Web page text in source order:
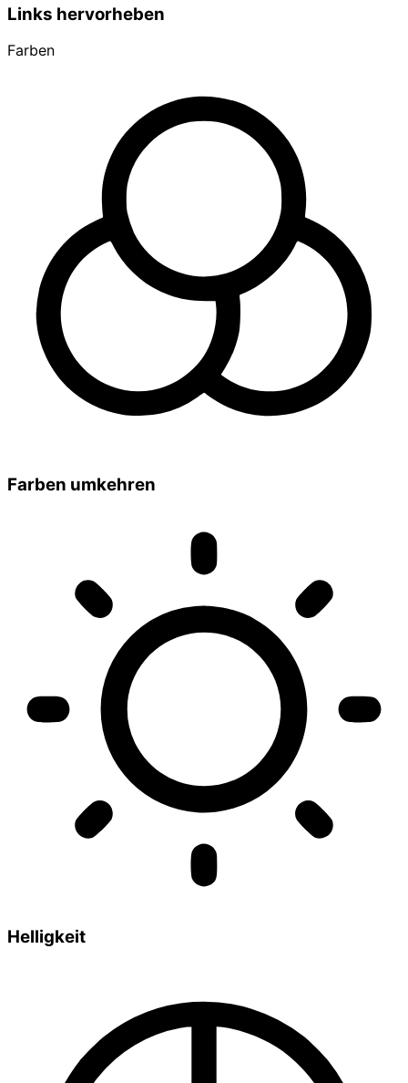
Links hervorheben
Farben
Farben umkehren
Helligkeit